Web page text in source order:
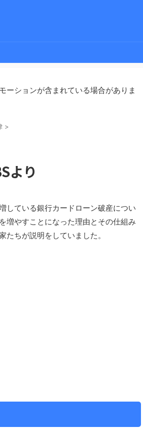
ーションが含まれている場合がありま
>
より
している銀行カードローン破産につい
増やすことになった理由とその仕組み
ちが説明をしていました。